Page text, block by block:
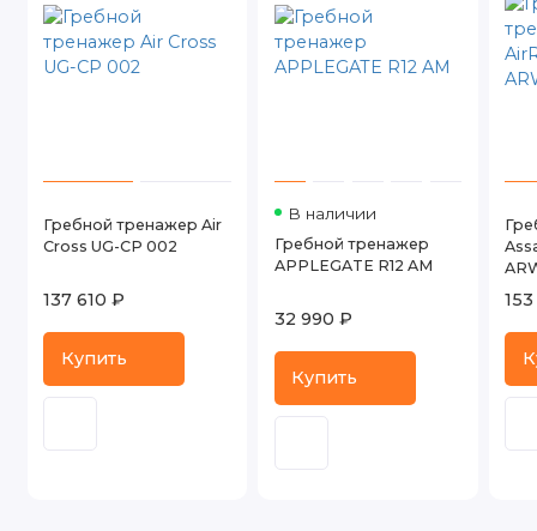
Гребной тренажер Air
Cross UG-CP 002
137 610 ₽
Купить
В наличии
Гребной тренажер
APPLEGATE R12 AM
32 990 ₽
Купить